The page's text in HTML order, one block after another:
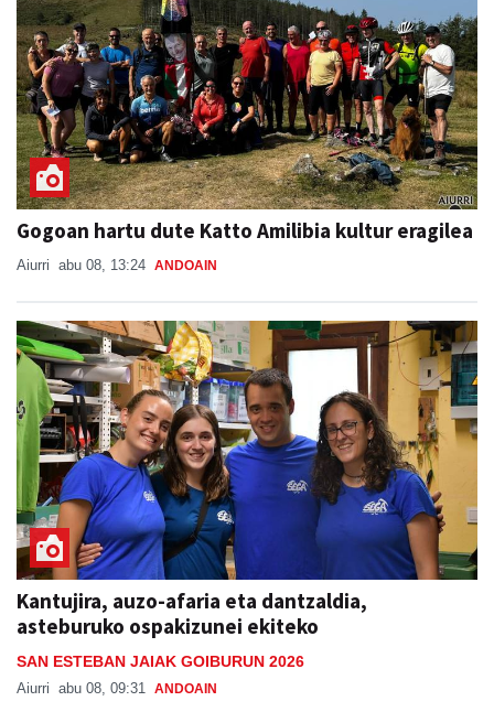
Gogoan hartu dute Katto Amilibia kultur eragilea
Aiurri abu 08, 13:24 ANDOAIN
Kantujira, auzo-afaria eta dantzaldia,
asteburuko ospakizunei ekiteko
SAN ESTEBAN JAIAK GOIBURUN 2026
Aiurri abu 08, 09:31 ANDOAIN